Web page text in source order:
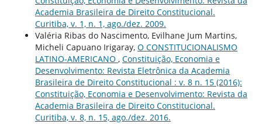
Academia Brasileira de Direito Constitucional.
Curitiba, v. 1, n. 1, ago./dez. 2009.
Valéria Ribas do Nascimento, Evilhane Jum Martins,
Micheli Capuano Irigaray, O CONSTITUCIONALISMO
LATINO-AMERICANO , Constituição, Economia e
Desenvolvimento: Revista Eletrônica da Academia
Brasileira de Direito Constitucional : v. 8 n. 15 (2016):
Constituição, Economia e Desenvolvimento: Revista da
Academia Brasileira de Direito Constitucional.
Curitiba, v. 8, n. 15, ago./dez. 2016.